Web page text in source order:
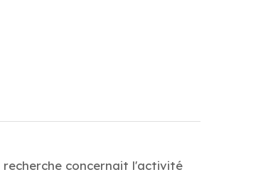
recherche concernait l'activité